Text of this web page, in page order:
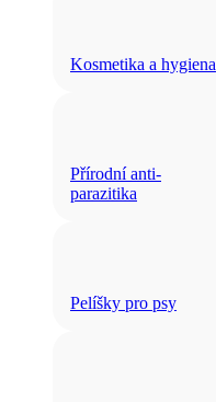
Kosmetika a hygiena
Přírodní anti-
parazitika
Pelíšky pro psy